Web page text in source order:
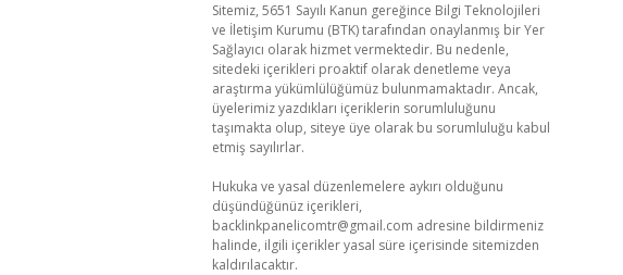
Sitemiz, 5651 Sayılı Kanun gereğince Bilgi Teknolojileri
ve İletişim Kurumu (BTK) tarafından onaylanmış bir Yer
Sağlayıcı olarak hizmet vermektedir. Bu nedenle,
sitedeki içerikleri proaktif olarak denetleme veya
araştırma yükümlülüğümüz bulunmamaktadır. Ancak,
üyelerimiz yazdıkları içeriklerin sorumluluğunu
taşımakta olup, siteye üye olarak bu sorumluluğu kabul
etmiş sayılırlar.
Hukuka ve yasal düzenlemelere aykırı olduğunu
düşündüğünüz içerikleri,
backlinkpanelicomtr@gmail.com adresine bildirmeniz
halinde, ilgili içerikler yasal süre içerisinde sitemizden
kaldırılacaktır.